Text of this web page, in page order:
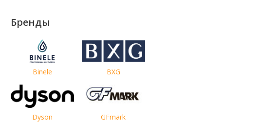
Бренды
Binele BXG
Dyson GFmark